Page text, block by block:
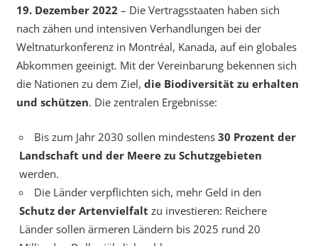
19. Dezember 2022 – Die Vertragsstaaten haben sich
nach zähen und intensiven Verhandlungen bei der
Weltnaturkonferenz in Montréal, Kanada, auf ein globales
Abkommen geeinigt. Mit der Vereinbarung bekennen sich
die Nationen zu dem Ziel, die Biodiversität zu erhalten
und schützen. Die zentralen Ergebnisse:
Bis zum Jahr 2030 sollen mindestens 30 Prozent der
Landschaft und der Meere zu Schutzgebieten
werden.
Die Länder verpflichten sich, mehr Geld in den
Schutz der Artenvielfalt zu investieren: Reichere
Länder sollen ärmeren Ländern bis 2025 rund 20